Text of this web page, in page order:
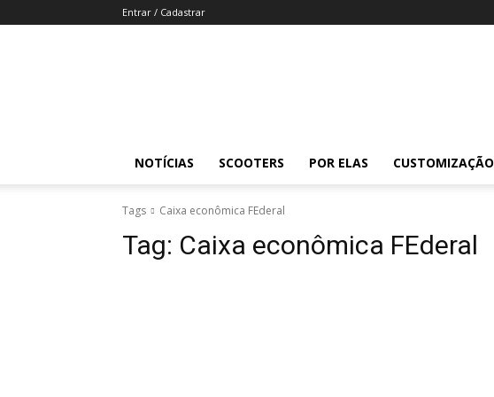
Entrar / Cadastrar
NOTÍCIAS SCOOTERS POR ELAS CUSTOMIZAÇÃO
Tags Caixa econômica FEderal
Tag: Caixa econômica FEderal